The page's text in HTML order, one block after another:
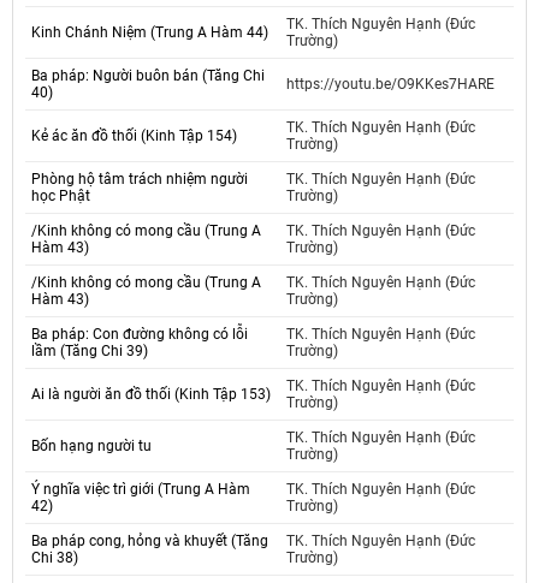
Kinh Chánh Niệm (Trung A Hàm 44)
TK. Thích Nguyên Hạnh (Đức
Trường)
Ba pháp: Người buôn bán (Tăng Chi
40)
https://youtu.be/O9KKes7HARE
Kẻ ác ăn đồ thối (Kinh Tập 154)
TK. Thích Nguyên Hạnh (Đức
Trường)
Phòng hộ tâm trách nhiệm người
học Phật
TK. Thích Nguyên Hạnh (Đức
Trường)
/Kinh không có mong cầu (Trung A
Hàm 43)
TK. Thích Nguyên Hạnh (Đức
Trường)
/Kinh không có mong cầu (Trung A
Hàm 43)
TK. Thích Nguyên Hạnh (Đức
Trường)
Ba pháp: Con đường không có lỗi
lầm (Tăng Chi 39)
TK. Thích Nguyên Hạnh (Đức
Trường)
Ai là người ăn đồ thối (Kinh Tập 153)
TK. Thích Nguyên Hạnh (Đức
Trường)
Bốn hạng người tu
TK. Thích Nguyên Hạnh (Đức
Trường)
Ý nghĩa việc trì giới (Trung A Hàm
42)
TK. Thích Nguyên Hạnh (Đức
Trường)
Ba pháp cong, hỏng và khuyết (Tăng
Chi 38)
TK. Thích Nguyên Hạnh (Đức
Trường)